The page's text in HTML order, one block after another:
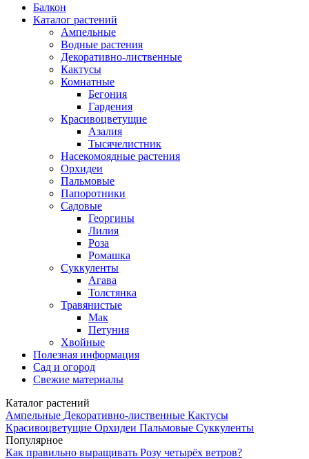
Балкон
Каталог растений
Ампельные
Водные растения
Декоративно-лиственные
Кактусы
Комнатные
Бегония
Гардения
Красивоцветущие
Азалия
Тысячелистник
Насекомоядные растения
Орхидеи
Пальмовые
Папоротники
Садовые
Георгины
Лилия
Роза
Ромашка
Суккуленты
Агава
Толстянка
Травянистые
Мак
Петуния
Хвойные
Полезная информация
Сад и огород
Свежие материалы
Каталог растений
Ампельные Декоративно-лиственные Кактусы
Красивоцветущие Орхидеи Пальмовые Суккуленты
Популярное
Как правильно выращивать Розу четырёх ветров?